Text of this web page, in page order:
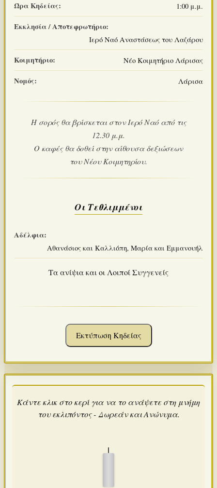
Ώρα Κηδείας: 1:00 μ.μ.
Εκκλησία / Αποτεφρωτήριο:
Ιερό Ναό Αναστάσεως του Λαζάρου
Κοιμητήριο: Νέο Κοιμητήριο Λάρισας
Νομός: Λάρισα
Η σορός θα βρίσκεται στον Ιερό Ναό από τις
12.30 μ.μ.
Ο καφές θα δοθεί στην αίθουσα δεξιώσεων
του Νέου Κοιμητηρίου.
Οι Τεθλιμμένοι
Αδέλφια:
Αθανάσιος και Καλλιόπη, Μαρία και Εμμανουήλ
Τα ανίψια και οι Λοιποί Συγγενείς
Εκτύπωση Κηδείας
Κάντε κλικ στο κερί για να το ανάψετε στη μνήμη
του εκλιπόντος - Δωρεάν και Ανώνυμα.